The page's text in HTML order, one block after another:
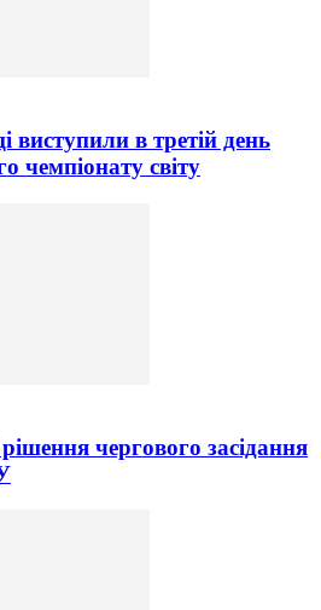
виступили в третій день
чемпіонату світу
чергового засідання